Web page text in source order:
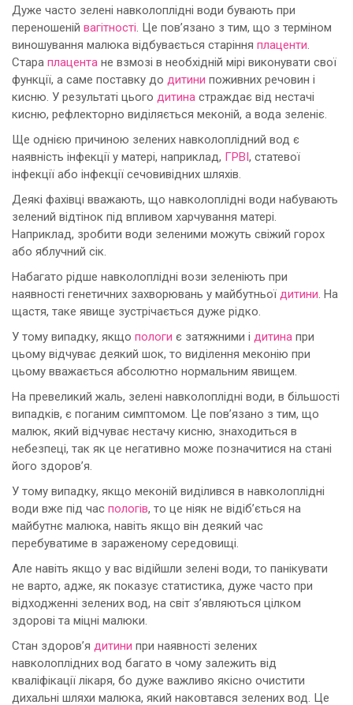
Дуже часто зелені навколоплідні води бувають при
переношеній вагітності . Це пов’язано з тим, що з терміном
виношування малюка відбувається старіння плаценти
Стара плацента не взмозі в необхідній мірі виконувати свої
функції, а саме поставку до дитини поживних речовин і
кисню. У результаті цього дитина страждає від нестачі
кисню, рефлекторно виділяється меконій, а вода зеленіє.
Ще однією причиною зелених навколоплідний вод є
наявність інфекції у матері, наприклад, ГРВІ, статевої
інфекції або інфекції сечовивідних шляхів.
Деякі фахівці вважають, що навколоплідні води набувають
зелений відтінок під впливом харчування матері.
Наприклад, зробити води зеленими можуть свіжий горох
або яблучний сік.
Набагато рідше навколоплідні вози зеленіють при
наявності генетичних захворювань у майбутньої дитини . На
щастя, таке явище зустрічається дуже рідко.
У тому випадку, якщо пологи є затяжними і дитина при
цьому відчуває деякий шок, то виділення меконію при
цьому вважається абсолютно нормальним явищем.
На превеликий жаль, зелені навколоплідні води, в більшості
випадків, є поганим симптомом. Це пов’язано з тим, що
малюк, який відчуває нестачу кисню, знаходиться в
небезпеці, так як це негативно може позначитися на стані
його здоров’я.
У тому випадку, якщо меконій виділився в навколоплідні
води вже під час пологів, то це ніяк не відіб’ється на
майбутнє малюка, навіть якщо він деякий час
перебуватиме в зараженому середовищі.
Але навіть якщо у вас відійшли зелені води, то панікувати
не варто, адже, як показує статистика, дуже часто при
відходженні зелених вод, на світ з’являються цілком
здорові та міцні малюки.
Стан здоров’я дитини при наявності зелених
навколоплідних вод багато в чому залежить від
кваліфікації лікаря, бо дуже важливо якісно очистити
дихальні шляхи малюка, який наковтався зелених вод. Це